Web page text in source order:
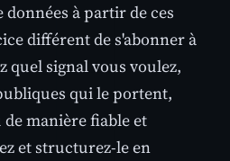
à partir de ces
différent de s'abonner à
quel signal vous voulez,
qui le portent,
manière fiable et
et structurez-le en